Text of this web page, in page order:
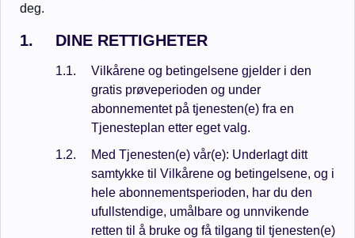
deg.
DINE RETTIGHETER
Vilkårene og betingelsene gjelder i den
gratis prøveperioden og under
abonnementet på tjenesten(e) fra en
Tjenesteplan etter eget valg.
Med Tjenesten(e) vår(e): Underlagt ditt
samtykke til Vilkårene og betingelsene, og i
hele abonnementsperioden, har du den
ufullstendige, umålbare og unnvikende
retten til å bruke og få tilgang til tjenesten(e)